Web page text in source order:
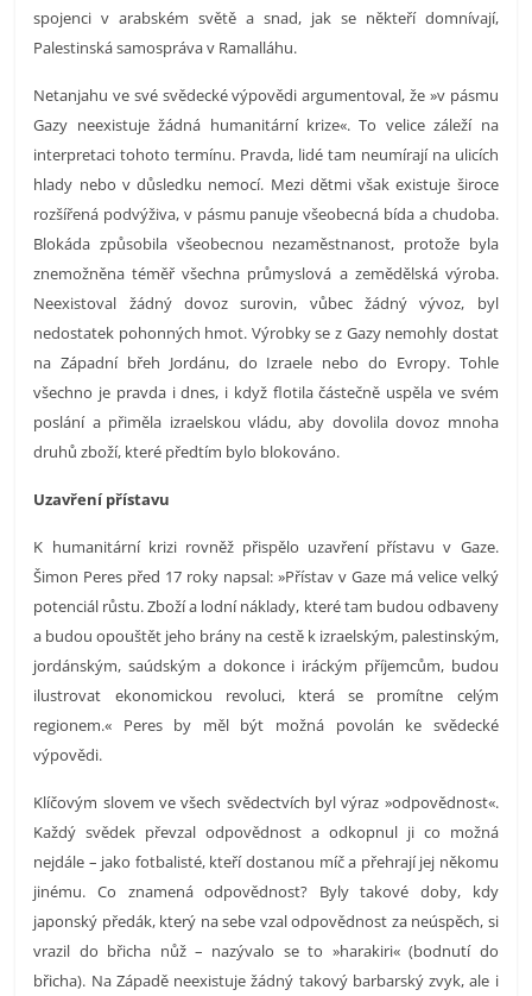
spojenci v arabském světě a snad, jak se někteří domnívají,
Palestinská samospráva v Ramalláhu.
Netanjahu ve své svědecké výpovědi argumentoval, že »v pásmu
Gazy neexistuje žádná humanitární krize«. To velice záleží na
interpretaci tohoto termínu. Pravda, lidé tam neumírají na ulicích
hlady nebo v důsledku nemocí. Mezi dětmi však existuje široce
rozšířená podvýživa, v pásmu panuje všeobecná bída a chudoba.
Blokáda způsobila všeobecnou nezaměstnanost, protože byla
znemožněna téměř všechna průmyslová a zemědělská výroba.
Neexistoval žádný dovoz surovin, vůbec žádný vývoz, byl
nedostatek pohonných hmot. Výrobky se z Gazy nemohly dostat
na Západní břeh Jordánu, do Izraele nebo do Evropy. Tohle
všechno je pravda i dnes, i když flotila částečně uspěla ve svém
poslání a přiměla izraelskou vládu, aby dovolila dovoz mnoha
druhů zboží, které předtím bylo blokováno.
Uzavření přístavu
K humanitární krizi rovněž přispělo uzavření přístavu v Gaze.
Šimon Peres před 17 roky napsal: »Přístav v Gaze má velice velký
potenciál růstu. Zboží a lodní náklady, které tam budou odbaveny
a budou opouštět jeho brány na cestě k izraelským, palestinským,
jordánským, saúdským a dokonce i iráckým příjemcům, budou
ilustrovat ekonomickou revoluci, která se promítne celým
regionem.« Peres by měl být možná povolán ke svědecké
výpovědi.
Klíčovým slovem ve všech svědectvích byl výraz »odpovědnost«.
Každý svědek převzal odpovědnost a odkopnul ji co možná
nejdále – jako fotbalisté, kteří dostanou míč a přehrají jej někomu
jinému. Co znamená odpovědnost? Byly takové doby, kdy
japonský předák, který na sebe vzal odpovědnost za neúspěch, si
vrazil do břicha nůž – nazývalo se to »harakiri« (bodnutí do
břicha). Na Západě neexistuje žádný takový barbarský zvyk, ale i